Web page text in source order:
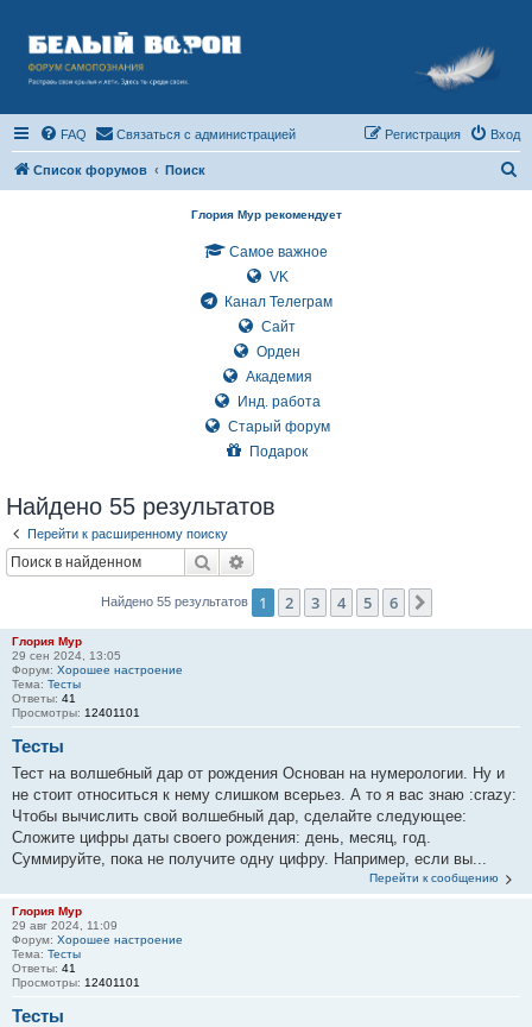
FAQ Связаться с администрацией Вход
Регистрация
Список форумов Поиск
Глория Мур рекомендует
Самое важное
VK
Канал Телеграм
Сайт
Орден
Академия
Инд. работа
Старый форум
Подарок
Найдено 55 результатов
Перейти к расширенному поиску
Поиск
Найдено 55 результатов 1 2 3 4 5 6
Глория Мур
29 сен 2024, 13:05
Форум: Хорошее настроение
Тема: Тесты
Ответы: 41
Просмотры: 12401101
Тесты
Тест на волшебный дар от рождения Основан на нумерологии. Ну и
не стоит относиться к нему слишком всерьез. А то я вас знаю :crazy:
Чтобы вычислить свой волшебный дар, сделайте следующее:
Сложите цифры даты своего рождения: день, месяц, год.
Суммируйте, пока не получите одну цифру. Например, если вы...
Перейти к сообщению
Глория Мур
29 авг 2024, 11:09
Форум: Хорошее настроение
Тема: Тесты
Ответы: 41
Просмотры: 12401101
Тесты